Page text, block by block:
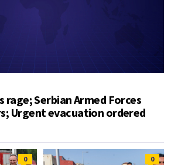
rage; Serbian Armed Forces
Urgent evacuation ordered
0 0